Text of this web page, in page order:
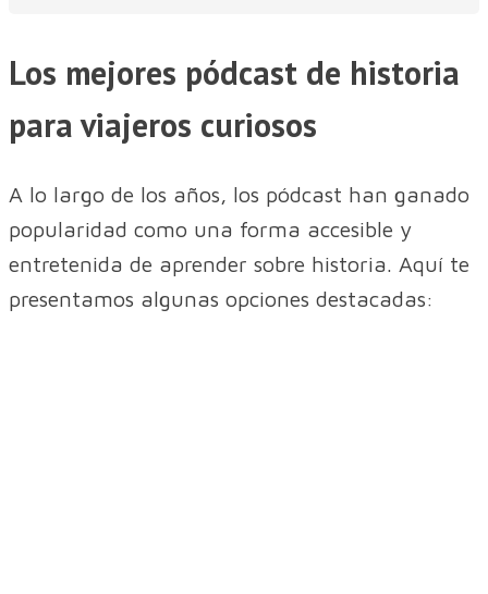
Los mejores pódcast de historia
para viajeros curiosos
A lo largo de los años, los pódcast han ganado
popularidad como una forma accesible y
entretenida de aprender sobre historia. Aquí te
presentamos algunas opciones destacadas: